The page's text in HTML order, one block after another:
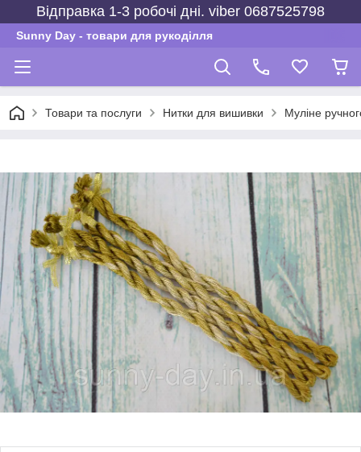
Відправка 1-3 робочі дні. viber 0687525798
Sunny Day - товари для рукоділля
Товари та послуги Нитки для вишивки Муліне